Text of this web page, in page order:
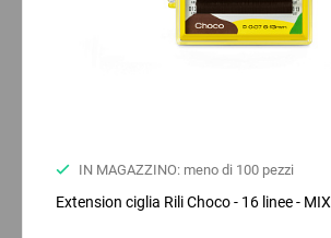
IN MAGAZZINO: meno di 100 pezzi
Extension ciglia Rili Choco - 16 linee - MIX